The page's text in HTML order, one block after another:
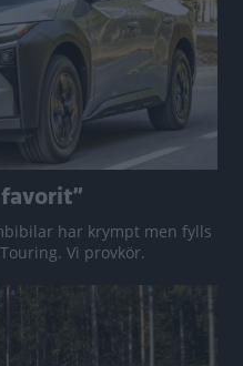
har krympt men fylls
Vi provkör.